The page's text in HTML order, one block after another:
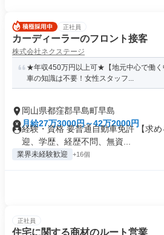
正社員
カーディーラーのフロント接客
株式会社ネクステージ
★年収450万円以上可★【地元中心で働く
車の知識は不要！女性スタッフ...
岡山県都窪郡早島町早島
月給27万3000円～42万2000円
経験・資格 要普通自動車免許 【求
迎、学歴、経歴不問、無資...
業界未経験歓迎 +16個
正社員
住宅に関する商材のルート営業